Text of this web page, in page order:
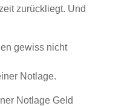
zurückliegt. Und
gewiss nicht
Notlage.
Notlage Geld